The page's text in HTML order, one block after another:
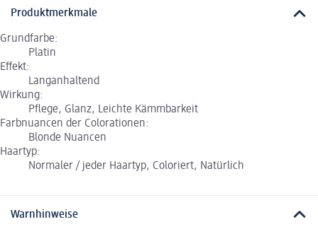
Produktmerkmale
Grundfarbe:
Platin
Effekt:
Langanhaltend
Wirkung:
Pflege, Glanz, Leichte Kämmbarkeit
Farbnuancen der Colorationen:
Blonde Nuancen
Haartyp:
Normaler / jeder Haartyp, Coloriert, Natürlich
Warnhinweise